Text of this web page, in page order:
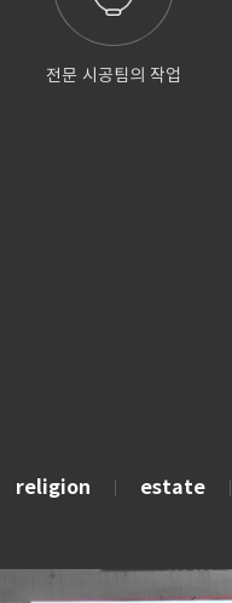
전문 시공팀의 작업
religion estate